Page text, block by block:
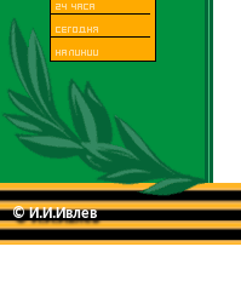
© И.И.Ивлев